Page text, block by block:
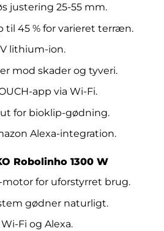
justering 25-55 mm.
til 45 % for varieret terræn.
V lithium-ion.
mod skader og tyveri.
app via Wi-Fi.
for bioklip-gødning.
Alexa-integration.
Robolinho 1300 W
motor for uforstyrret brug.
gødner naturligt.
Fi og Alexa.